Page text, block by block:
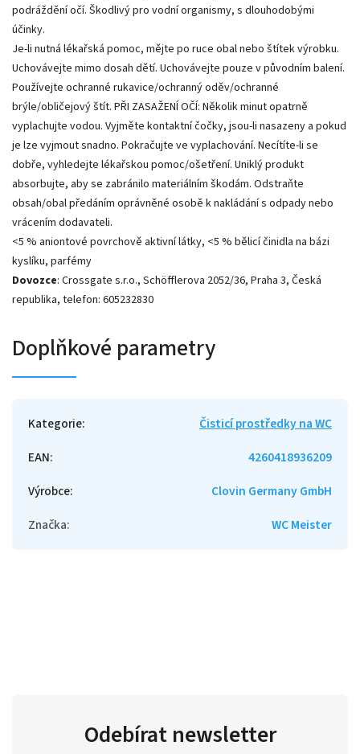
podráždění očí. Škodlivý pro vodní organismy, s dlouhodobými
účinky.
Je-li nutná lékařská pomoc, mějte po ruce obal nebo štítek výrobku.
Uchovávejte mimo dosah dětí. Uchovávejte pouze v původním balení.
Používejte ochranné rukavice/ochranný oděv/ochranné
brýle/obličejový štít. PŘI ZASAŽENÍ OČÍ: Několik minut opatrně
vyplachujte vodou. Vyjměte kontaktní čočky, jsou-li nasazeny a pokud
je lze vyjmout snadno. Pokračujte ve vyplachování. Necítíte-li se
dobře, vyhledejte lékařskou pomoc/ošetření. Uniklý produkt
absorbujte, aby se zabránilo materiálním škodám. Odstraňte
obsah/obal předáním oprávněné osobě k nakládání s odpady nebo
vrácením dodavateli.
<5 % aniontové povrchově aktivní látky, <5 % bělicí činidla na bázi
kyslíku, parfémy
Dovozce: Crossgate s.r.o., Schöfflerova 2052/36, Praha 3, Česká
republika, telefon: 605232830
Doplňkové parametry
Kategorie:
Čisticí prostředky na WC
EAN:
4260418936209
Výrobce:
Clovin Germany GmbH
Značka: WC Meister
Odebírat newsletter